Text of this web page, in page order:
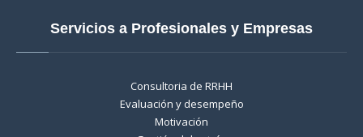
Servicios a Profesionales y Empresas
Consultoria de RRHH
Evaluación y desempeño
Motivación